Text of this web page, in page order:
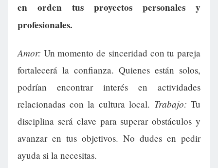
en orden tus proyectos personales y
profesionales.
Amor: Un momento de sinceridad con tu pareja
fortalecerá la confianza. Quienes están solos,
podrían encontrar interés en actividades
relacionadas con la cultura local. Trabajo: Tu
disciplina será clave para superar obstáculos y
avanzar en tus objetivos. No dudes en pedir
ayuda si la necesitas.